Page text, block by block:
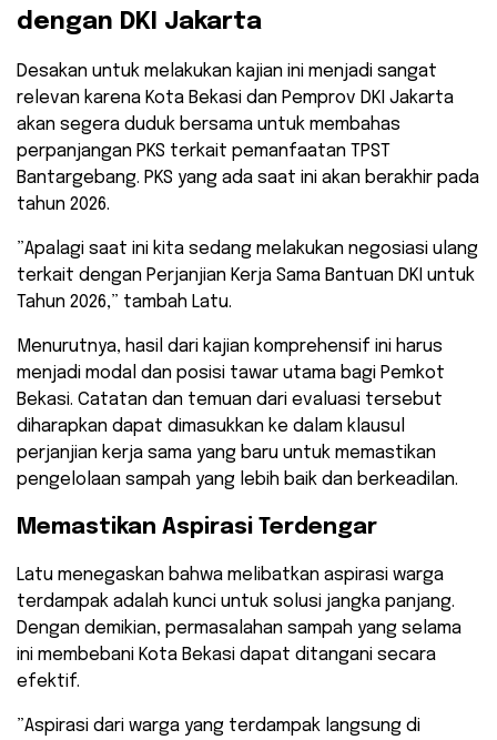
dengan DKI Jakarta
​Desakan untuk melakukan kajian ini menjadi sangat
relevan karena Kota Bekasi dan Pemprov DKI Jakarta
akan segera duduk bersama untuk membahas
perpanjangan PKS terkait pemanfaatan TPST
Bantargebang. PKS yang ada saat ini akan berakhir pada
tahun 2026.
​”Apalagi saat ini kita sedang melakukan negosiasi ulang
terkait dengan Perjanjian Kerja Sama Bantuan DKI untuk
Tahun 2026,” tambah Latu.
​Menurutnya, hasil dari kajian komprehensif ini harus
menjadi modal dan posisi tawar utama bagi Pemkot
Bekasi. Catatan dan temuan dari evaluasi tersebut
diharapkan dapat dimasukkan ke dalam klausul
perjanjian kerja sama yang baru untuk memastikan
pengelolaan sampah yang lebih baik dan berkeadilan.
Memastikan Aspirasi Terdengar
​Latu menegaskan bahwa melibatkan aspirasi warga
terdampak adalah kunci untuk solusi jangka panjang.
Dengan demikian, permasalahan sampah yang selama
ini membebani Kota Bekasi dapat ditangani secara
efektif.
​”Aspirasi dari warga yang terdampak langsung di